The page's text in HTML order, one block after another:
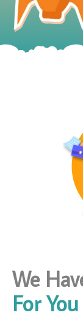
We
For You